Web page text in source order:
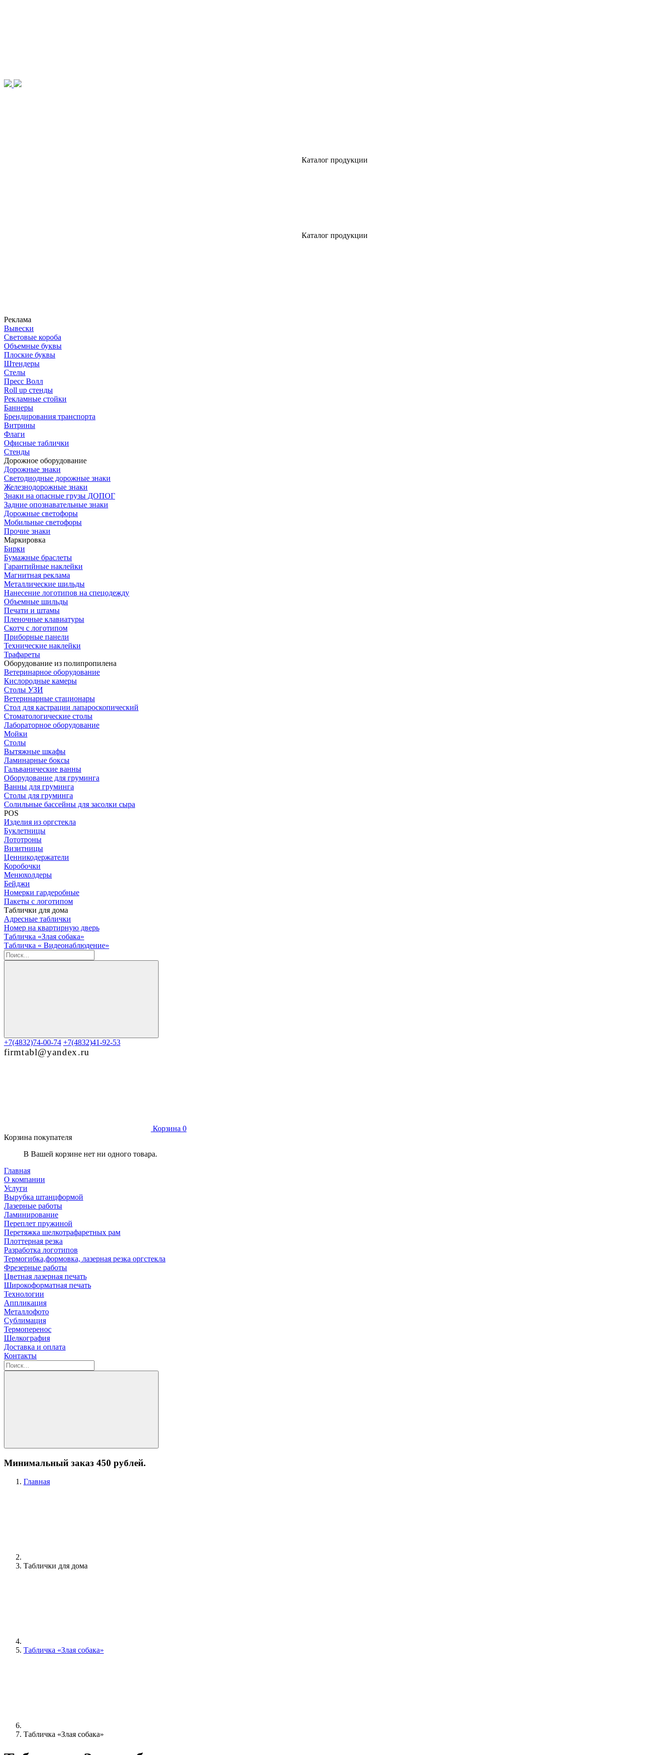
Каталог продукции
Каталог продукции
Реклама
Вывески
Световые короба
Объемные буквы
Плоские буквы
Штендеры
Стелы
Пресс Волл
Roll up стенды
Рекламные стойки
Баннеры
Брендирования транспорта
Витрины
Флаги
Офисные таблички
Стенды
Дорожное оборудование
Дорожные знаки
Светодиодные дорожные знаки
Железнодорожные знаки
Знаки на опасные грузы ДОПОГ
Задние опознавательные знаки
Дорожные светофоры
Мобильные светофоры
Прочие знаки
Маркировка
Бирки
Бумажные браслеты
Гарантийные наклейки
Магнитная реклама
Металлические шильды
Нанесение логотипов на спецодежду
Объемные шильды
Печати и штамы
Пленочные клавиатуры
Скотч с логотипом
Приборные панели
Технические наклейки
Трафареты
Оборудование из полипропилена
Ветеринарное оборудование
Кислородные камеры
Столы УЗИ
Ветеринарные стационары
Стол для кастрации лапароскопический
Стоматологические столы
Лабораторное оборудование
Мойки
Столы
Вытяжные шкафы
Ламинарные боксы
Гальванические ванны
Оборудование для груминга
Ванны для груминга
Столы для груминга
Солильные бассейны для засолки сыра
POS
Изделия из оргстекла
Буклетницы
Лототроны
Визитницы
Ценникодержатели
Коробочки
Менюхолдеры
Бейджи
Номерки гардеробные
Пакеты с логотипом
Таблички для дома
Адресные таблички
Номер на квартирную дверь
Табличка «Злая собака»
Табличка « Видеонаблюдение»
+7(4832)74-00-74 +7(4832)41-92-53
firmtabl@yandex.ru
Корзина 0
Корзина покупателя
В Вашей корзине нет ни одного товара.
Главная
О компании
Услуги
Вырубка штанцформой
Лазерные работы
Ламинирование
Переплет пружиной
Перетяжка шелкотрафаретных рам
Плоттерная резка
Разработка логотипов
Термогибка,формовка, лазерная резка оргстекла
Фрезерные работы
Цветная лазерная печать
Широкоформатная печать
Технологии
Аппликация
Металлофото
Сублимация
Термоперенос
Шелкография
Доставка и оплата
Контакты
Минимальный заказ 450 рублей.
Главная
Таблички для дома
Табличка «Злая собака»
Табличка «Злая собака»